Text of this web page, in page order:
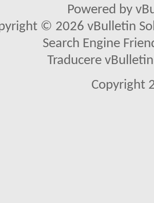
Powered by
© 2026 vBulletin
Search Engine
Traducere
Copyright